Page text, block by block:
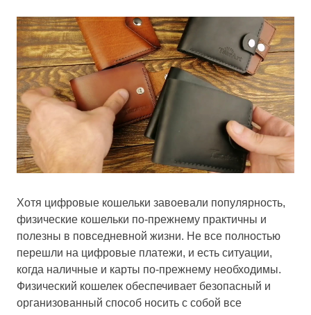
Хотя цифровые кошельки завоевали популярность,
физические кошельки по-прежнему практичны и
полезны в повседневной жизни. Не все полностью
перешли на цифровые платежи, и есть ситуации,
когда наличные и карты по-прежнему необходимы.
Физический кошелек обеспечивает безопасный и
организованный способ носить с собой все